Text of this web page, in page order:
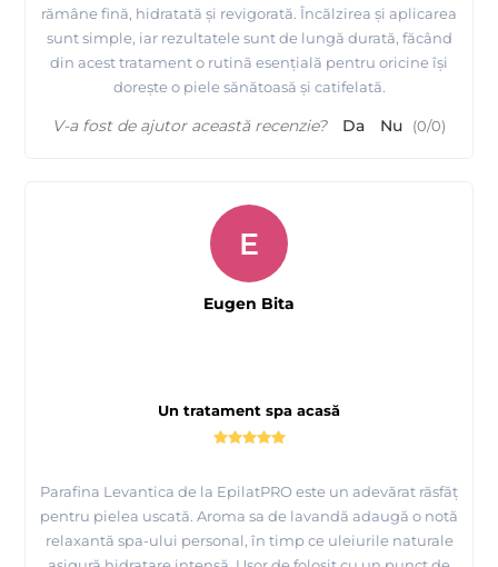
rămâne fină, hidratată și revigorată. Încălzirea și aplicarea
sunt simple, iar rezultatele sunt de lungă durată, făcând
din acest tratament o rutină esențială pentru oricine își
dorește o piele sănătoasă și catifelată.
V-a fost de ajutor această recenzie? Da Nu (0/0)
Un tratament spa acasă
Parafina Levantica de la EpilatPRO este un adevărat răsfăț
pentru pielea uscată. Aroma sa de lavandă adaugă o notă
relaxantă spa-ului personal, în timp ce uleiurile naturale
E
Eugen Bita